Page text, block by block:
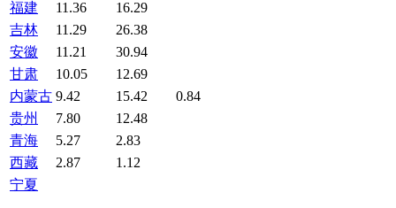
福建
11.36
16.29
吉林
11.29
26.38
安徽
11.21
30.94
甘肃
10.05
12.69
内蒙古 9.42 15.42
0.84
贵州
7.80
12.48
青海
5.27
2.83
西藏
2.87
1.12
宁夏